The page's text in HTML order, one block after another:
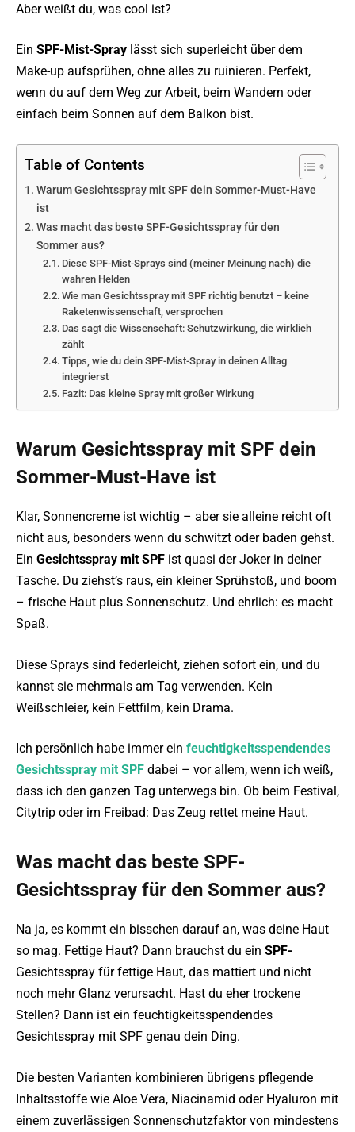
Aber weißt du, was cool ist?
Ein SPF-Mist-Spray lässt sich superleicht über dem
Make-up aufsprühen, ohne alles zu ruinieren. Perfekt,
wenn du auf dem Weg zur Arbeit, beim Wandern oder
einfach beim Sonnen auf dem Balkon bist.
Table of Contents
Warum Gesichtsspray mit SPF dein Sommer-Must-Have
ist
Was macht das beste SPF-Gesichtsspray für den
Sommer aus?
Diese SPF-Mist-Sprays sind (meiner Meinung nach) die
wahren Helden
Wie man Gesichtsspray mit SPF richtig benutzt – keine
Raketenwissenschaft, versprochen
Das sagt die Wissenschaft: Schutzwirkung, die wirklich
zählt
Tipps, wie du dein SPF-Mist-Spray in deinen Alltag
integrierst
Fazit: Das kleine Spray mit großer Wirkung
Warum Gesichtsspray mit SPF dein
Sommer-Must-Have ist
Klar, Sonnencreme ist wichtig – aber sie alleine reicht oft
nicht aus, besonders wenn du schwitzt oder baden gehst.
Ein Gesichtsspray mit SPF ist quasi der Joker in deiner
Tasche. Du ziehst’s raus, ein kleiner Sprühstoß, und boom
– frische Haut plus Sonnenschutz. Und ehrlich: es macht
Spaß.
Diese Sprays sind federleicht, ziehen sofort ein, und du
kannst sie mehrmals am Tag verwenden. Kein
Weißschleier, kein Fettfilm, kein Drama.
Ich persönlich habe immer ein feuchtigkeitsspendendes
Gesichtsspray mit SPF dabei – vor allem, wenn ich weiß,
dass ich den ganzen Tag unterwegs bin. Ob beim Festival,
Citytrip oder im Freibad: Das Zeug rettet meine Haut.
Was macht das beste SPF-
Gesichtsspray für den Sommer aus?
Na ja, es kommt ein bisschen darauf an, was deine Haut
so mag. Fettige Haut? Dann brauchst du ein SPF-
Gesichtsspray für fettige Haut, das mattiert und nicht
noch mehr Glanz verursacht. Hast du eher trockene
Stellen? Dann ist ein feuchtigkeitsspendendes
Gesichtsspray mit SPF genau dein Ding.
Die besten Varianten kombinieren übrigens pflegende
Inhaltsstoffe wie Aloe Vera, Niacinamid oder Hyaluron mit
einem zuverlässigen Sonnenschutzfaktor von mindestens